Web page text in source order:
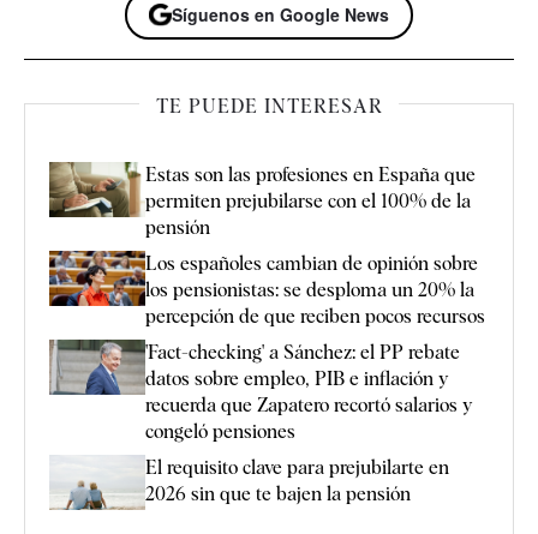
Síguenos en Google News
TE PUEDE INTERESAR
Estas son las profesiones en España que
permiten prejubilarse con el 100% de la
pensión
Los españoles cambian de opinión sobre
los pensionistas: se desploma un 20% la
percepción de que reciben pocos recursos
'Fact-checking' a Sánchez: el PP rebate
datos sobre empleo, PIB e inflación y
recuerda que Zapatero recortó salarios y
congeló pensiones
El requisito clave para prejubilarte en
2026 sin que te bajen la pensión